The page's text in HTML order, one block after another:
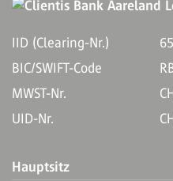
IID (Clearing-Nr.)
BIC/SWIFT-Code
MWST-Nr.
UID-Nr.
Hauptsitz